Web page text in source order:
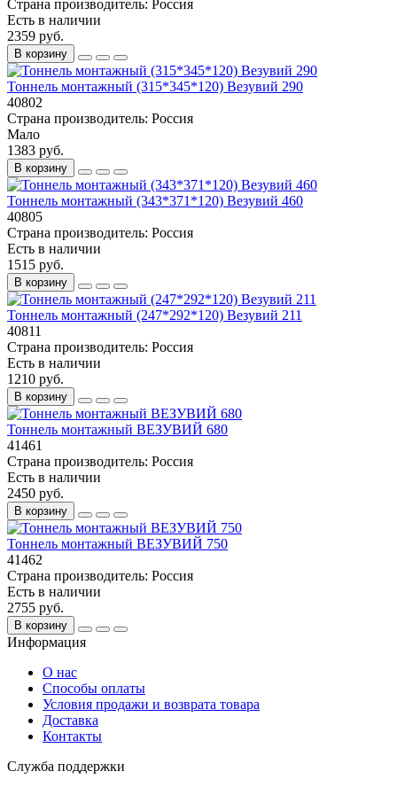
Страна производитель: Россия
Есть в наличии
2359 руб.
В корзину
Тоннель монтажный (315*345*120) Везувий 290
40802
Страна производитель: Россия
Мало
1383 руб.
В корзину
Тоннель монтажный (343*371*120) Везувий 460
40805
Страна производитель: Россия
Есть в наличии
1515 руб.
В корзину
Тоннель монтажный (247*292*120) Везувий 211
40811
Страна производитель: Россия
Есть в наличии
1210 руб.
В корзину
Тоннель монтажный ВЕЗУВИЙ 680
41461
Страна производитель: Россия
Есть в наличии
2450 руб.
В корзину
Тоннель монтажный ВЕЗУВИЙ 750
41462
Страна производитель: Россия
Есть в наличии
2755 руб.
В корзину
Информация
О нас
Способы оплаты
Условия продажи и возврата товара
Доставка
Контакты
Служба поддержки